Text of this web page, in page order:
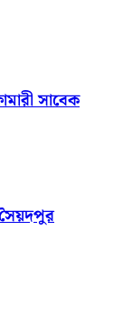
সাবেক
সৈয়দপুর